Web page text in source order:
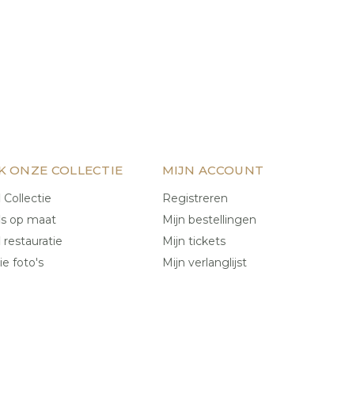
ONZE COLLECTIE
Collectie
op maat
restauratie
foto's
MIJN ACCOUNT
Registreren
Mijn bestellingen
Mijn tickets
Mijn verlanglijst